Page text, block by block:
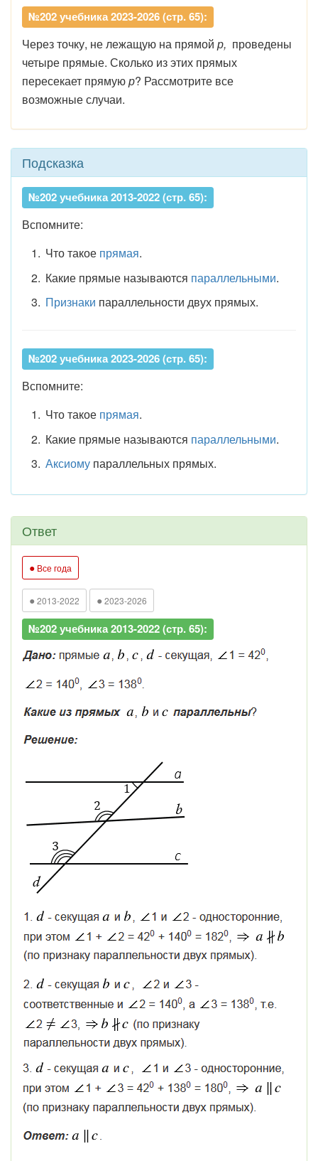
№202 учебника 2023-2026 (стр. 65):
Через точку, не лежащую на прямой р, проведены
четыре прямые. Сколько из этих прямых
пересекает прямуюр? Рассмотрите все
возможные случаи.
Подсказка
№202 учебника 2013-2022 (стр. 65):
Вспомните:
Что такое прямая.
Какие прямые называются параллельными.
Признаки параллельности двух прямых.
№202 учебника 2023-2026 (стр. 65):
Вспомните:
Что такое прямая.
Какие прямые называются параллельными.
Аксиомупараллельных прямых.
Ответ
● Все года
● 2013-2022 ● 2023-2026
№202 учебника 2013-2022 (стр. 65):